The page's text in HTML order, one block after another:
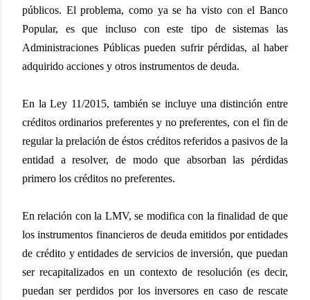
públicos. El problema, como ya se ha visto con el Banco
Popular, es que incluso con este tipo de sistemas las
Administraciones Públicas pueden sufrir pérdidas, al haber
adquirido acciones y otros instrumentos de deuda.
En la Ley 11/2015, también se incluye una distinción entre
créditos ordinarios preferentes y no preferentes, con el fin de
regular la prelación de éstos créditos referidos a pasivos de la
entidad a resolver, de modo que absorban las pérdidas
primero los créditos no preferentes.
En relación con la LMV, se modifica con la finalidad de que
los instrumentos financieros de deuda emitidos por entidades
de crédito y entidades de servicios de inversión, que puedan
ser recapitalizados en un contexto de resolución (es decir,
puedan ser perdidos por los inversores en caso de rescate